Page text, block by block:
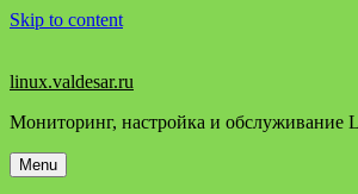
Skip to content
linux.valdesar.ru
Мониторинг, настройка и обслуживание
Menu